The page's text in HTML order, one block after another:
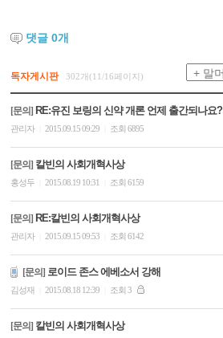
댓글0개
독자게시판 302개(11/16페이지)
[문의] RE:유진 보링의 신약 개론 언제 출간되나요?
관리자 2015.09.15 09:29 조회 6895
[문의] 칼빈의 사회개혁사상
홍성두 2015.08.19 10:31 조회 6159
[문의] RE:칼빈의 사회개혁사상
관리자 2015.09.15 09:53 조회 6142
[문의] 로이드 존스 에베소서 강해
김성재 2015.08.18 12:39 조회 3
[문의] 칼빈의 사회개혁사상